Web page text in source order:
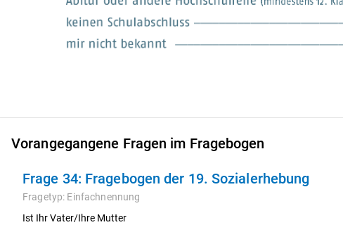
Vorangegangene Fragen im Fragebogen
Frage 34: Fragebogen der 19. Sozialerhebung
Fragetyp: Einfachnennung
Ist Ihr Vater/Ihre Mutter